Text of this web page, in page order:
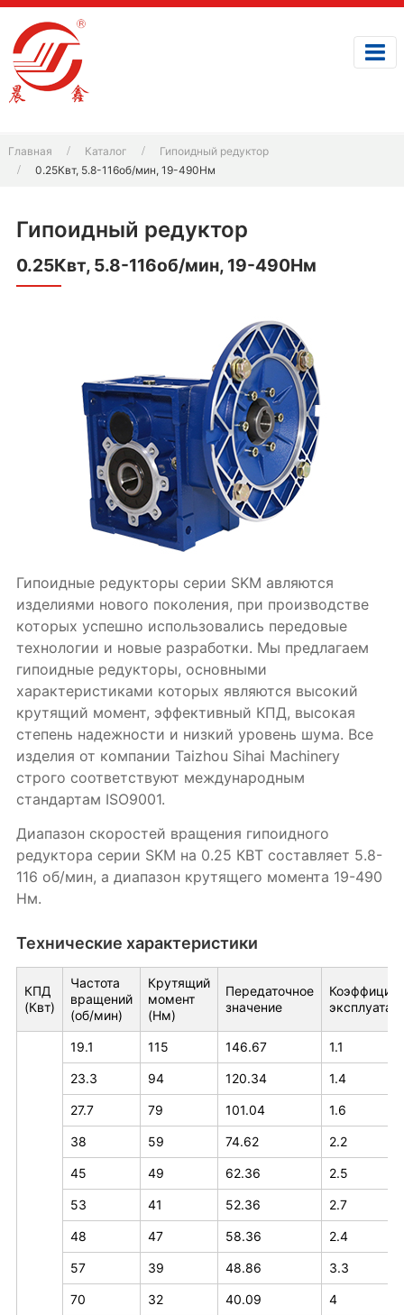
Главная Каталог
Гипоидный редуктор
0.25Квт, 5.8-116об/мин, 19-490Нм
Гипоидный редуктор
0.25Квт, 5.8-116об/мин, 19-490Нм
Гипоидные редукторы серии SKM авляются
изделиями нового поколения, при производстве
которых успешно использовались передовые
технологии и новые разработки. Мы предлагаем
гипоидные редукторы, основными
характеристиками которых являются высокий
крутящий момент, эффективный КПД, высокая
степень надежности и низкий уровень шума. Все
изделия от компании Taizhou Sihai Machinery
строго соответствуют международным
стандартам ISO9001.
Диапазон скоростей вращения гипоидного
редуктора серии SKM на 0.25 КВТ составляет 5.8-
116 об/мин, а диапазон крутящего момента 19-490
Нм.
Технические характеристики
КПД
(Квт)
Частота
вращений
(об/мин)
Крутящий
момент
(Нм)
Передаточное
значение
19.1 115 146.67 1.1
23.3 94 120.34 1.4
27.7 79 101.04 1.6
38 59 74.62 2.2
45 49 62.36 2.5
53 41 52.36 2.7
48 47 58.36 2.4
57 39 48.86 3.3
70 32 40.09 4